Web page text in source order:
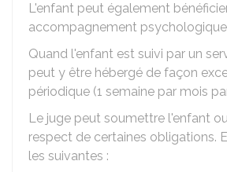
L'enfant peut également
accompagnement
Quand l'enfant est suivi par un
peut y être hébergé de façon
périodique (1 semaine par mois
Le juge peut soumettre l'enfant
respect de certaines obligations.
les suivantes :